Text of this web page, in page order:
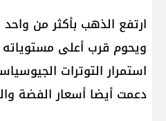
ارتفع ​الذهب​ بأكثر من
ويحوم قرب أعلى
استمرار التوترات
دعمت أيضا أسعار الفضة